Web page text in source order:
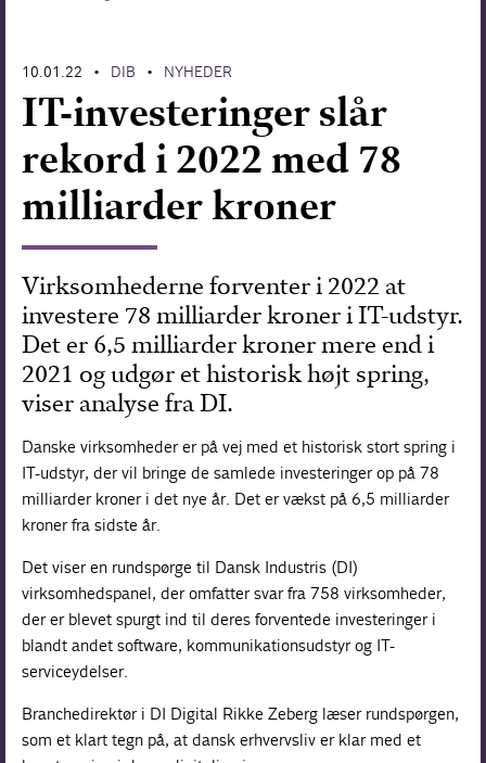
10.01.22 • DIB • NYHEDER
IT-investeringer slår
rekord i 2022 med 78
milliarder kroner
Virksomhederne forventer i 2022 at
investere 78 milliarder kroner i IT-udstyr.
Det er 6,5 milliarder kroner mere end i
2021 og udgør et historisk højt spring,
viser analyse fra DI.
Danske virksomheder er på vej med et historisk stort spring i
IT-udstyr, der vil bringe de samlede investeringer op på 78
milliarder kroner i det nye år. Det er vækst på 6,5 milliarder
kroner fra sidste år.
Det viser en rundspørge til Dansk Industris (DI)
virksomhedspanel, der omfatter svar fra 758 virksomheder,
der er blevet spurgt ind til deres forventede investeringer i
blandt andet software, kommunikationsudstyr og IT-
serviceydelser.
Branchedirektør i DI Digital Rikke Zeberg læser rundspørgen,
som et klart tegn på, at dansk erhvervsliv er klar med et